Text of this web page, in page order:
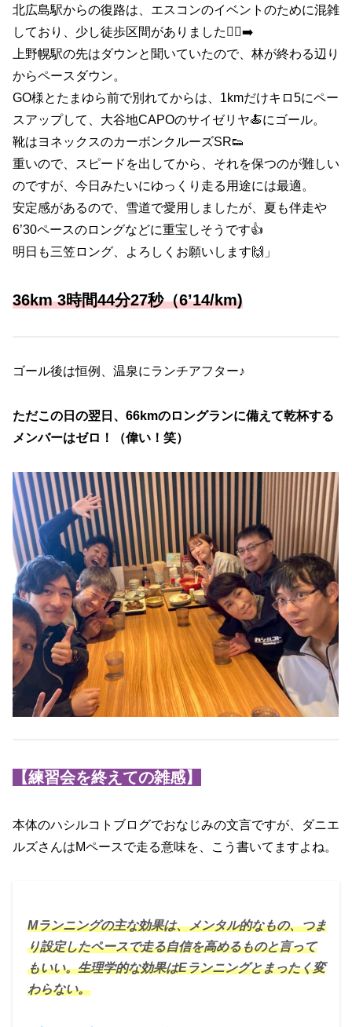
北広島駅からの復路は、エスコンのイベントのために混雑
しており、少し徒歩区間がありました🚶‍♀️‍➡️
上野幌駅の先はダウンと聞いていたので、林が終わる辺り
からペースダウン。
GO様とたまゆら前で別れてからは、1kmだけキロ5にペー
スアップして、大谷地CAPOのサイゼリヤ🍝にゴール。
靴はヨネックスのカーボンクルーズSR👟
重いので、スピードを出してから、それを保つのが難しい
のですが、今日みたいにゆっくり走る用途には最適。
安定感があるので、雪道で愛用しましたが、夏も伴走や
6’30ペースのロングなどに重宝しそうです👍
明日も三笠ロング、よろしくお願いします🙌」
36km 3時間44分27秒（6’14/km)
ゴール後は恒例、温泉にランチアフター♪
ただこの日の翌日、66kmのロングランに備えて乾杯する
メンバーはゼロ！（偉い！笑）
【練習会を終えての雑感】
本体のハシルコトブログでおなじみの文言ですが、ダニエ
ルズさんはMペースで走る意味を、こう書いてますよね。
Mランニングの主な効果は、メンタル的なもの、つま
り設定したペースで走る自信を高めるものと言って
もいい。生理学的な効果はEランニングとまったく変
わらない。